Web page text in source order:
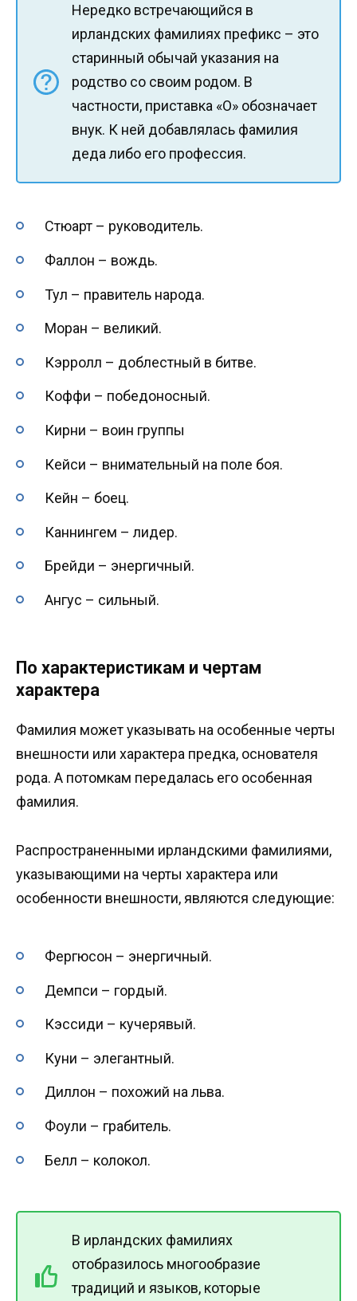
Нередко встречающийся в
ирландских фамилиях префикс – это
старинный обычай указания на
родство со своим родом. В
частности, приставка «О» обозначает
внук. К ней добавлялась фамилия
деда либо его профессия.
Стюарт – руководитель.
Фаллон – вождь.
Тул – правитель народа.
Моран – великий.
Кэрролл – доблестный в битве.
Коффи – победоносный.
Кирни – воин группы
Кейси – внимательный на поле боя.
Кейн – боец.
Каннингем – лидер.
Брейди – энергичный.
Ангус – сильный.
По характеристикам и чертам
характера
Фамилия может указывать на особенные черты
внешности или характера предка, основателя
рода. А потомкам передалась его особенная
фамилия.
Распространенными ирландскими фамилиями,
указывающими на черты характера или
особенности внешности, являются следующие:
Фергюсон – энергичный.
Демпси – гордый.
Кэссиди – кучерявый.
Куни – элегантный.
Диллон – похожий на льва.
Фоули – грабитель.
Белл – колокол.
В ирландских фамилиях
отобразилось многообразие
традиций и языков, которые